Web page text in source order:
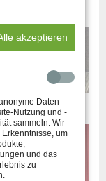
FG12
akzeptieren
Daten
Nutzung und -
sammeln. Wir
um
und das
zu